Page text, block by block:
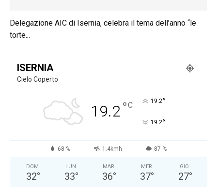
Delegazione AIC di Isernia, celebra il tema dell’anno “le
torte...
ISERNIA
Cielo Coperto
19.2°C 19.2°
19.2°
68 % 1.4kmh 87 %
DOM
32°
LUN
33°
MAR
36°
MER
37°
GIO
27°